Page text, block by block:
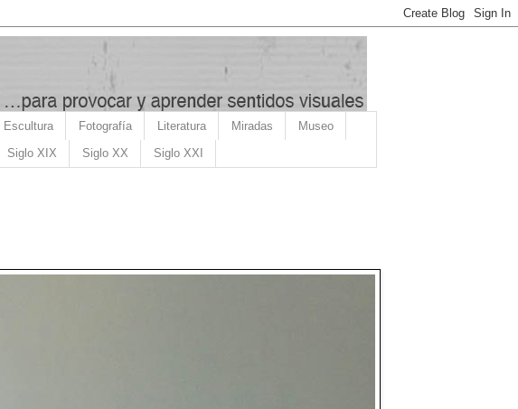
Escultura Fotografía Literatura Miradas Museo
Siglo XIX Siglo XX Siglo XXI